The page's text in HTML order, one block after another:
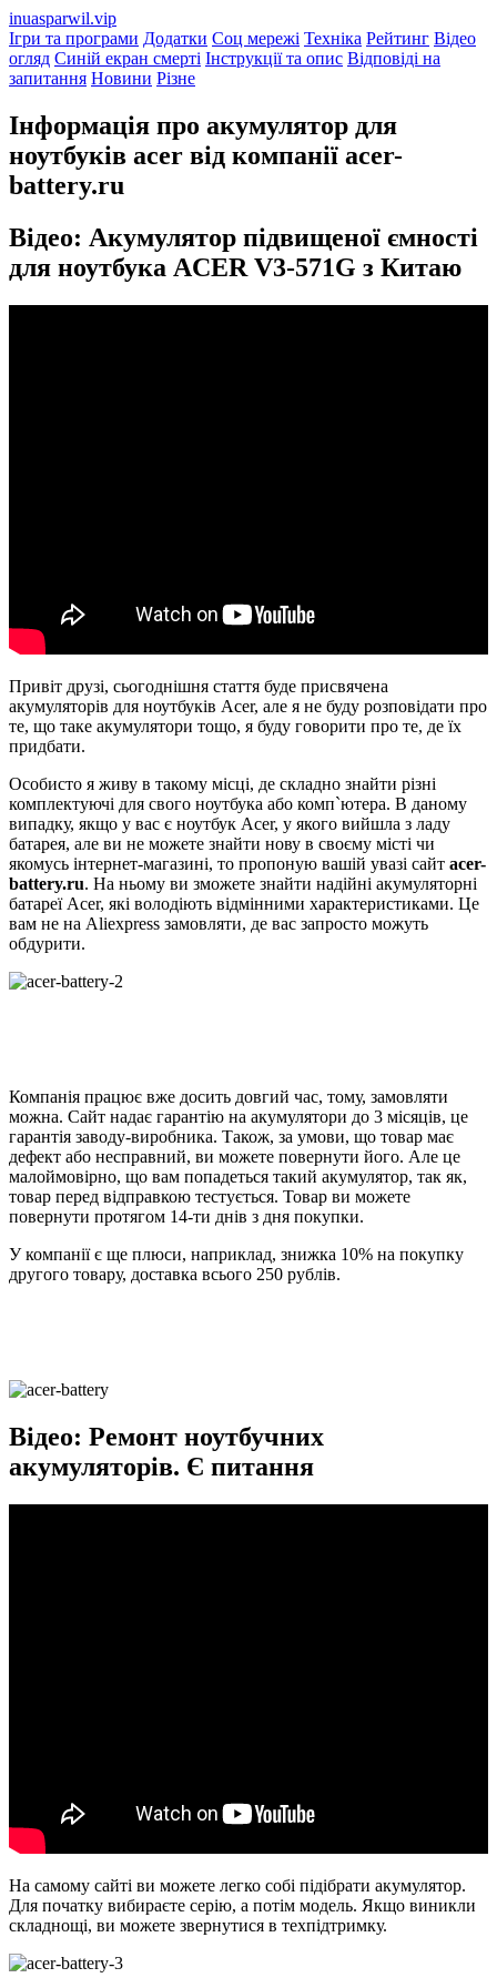
inuasparwil.vip
Ігри та програми Додатки Соц мережі Техніка Рейтинг Відео
огляд Синій екран смерті Інструкції та опис Відповіді на
запитання Новини Різне
Інформація про акумулятор для
ноутбуків acer від компанії acer-
battery.ru
Відео: Акумулятор підвищеної ємності
для ноутбука ACER V3-571G з Китаю
Привіт друзі, сьогоднішня стаття буде присвячена
акумуляторів для ноутбуків Acer, але я не буду розповідати про
те, що таке акумулятори тощо, я буду говорити про те, де їх
придбати.
Особисто я живу в такому місці, де складно знайти різні
комплектуючі для свого ноутбука або комп`ютера. В даному
випадку, якщо у вас є ноутбук Acer, у якого вийшла з ладу
батарея, але ви не можете знайти нову в своєму місті чи
якомусь інтернет-магазині, то пропоную вашій увазі сайт acer-
battery.ru. На ньому ви зможете знайти надійні акумуляторні
батареї Acer, які володіють відмінними характеристиками. Це
вам не на Aliexpress замовляти, де вас запросто можуть
обдурити.
Компанія працює вже досить довгий час, тому, замовляти
можна. Сайт надає гарантію на акумулятори до 3 місяців, це
гарантія заводу-виробника. Також, за умови, що товар має
дефект або несправний, ви можете повернути його. Але це
малоймовірно, що вам попадеться такий акумулятор, так як,
товар перед відправкою тестується. Товар ви можете
повернути протягом 14-ти днів з дня покупки.
У компанії є ще плюси, наприклад, знижка 10% на покупку
другого товару, доставка всього 250 рублів.
Відео: Ремонт ноутбучних
акумуляторів. Є питання
На самому сайті ви можете легко собі підібрати акумулятор.
Для початку вибираєте серію, а потім модель. Якщо виникли
складнощі, ви можете звернутися в техпідтримку.